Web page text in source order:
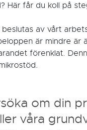
Här får du koll på
av vårt
är mindre är
förenklat.
om din
våra